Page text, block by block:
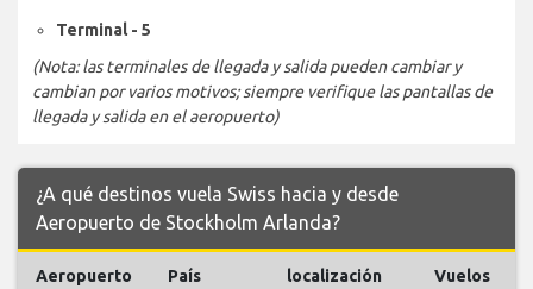
Terminal - 5
(Nota: las terminales de llegada y salida pueden cambiar y
cambian por varios motivos; siempre verifique las pantallas de
llegada y salida en el aeropuerto)
¿A qué destinos vuela Swiss hacia y desde
Aeropuerto de Stockholm Arlanda?
Aeropuerto País localización
Vuelos